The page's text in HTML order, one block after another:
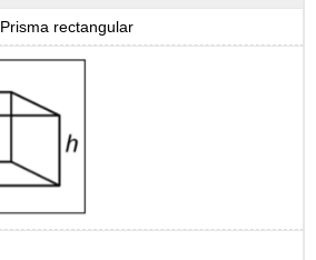
Prisma rectangular